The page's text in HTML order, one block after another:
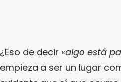
¿Eso de decir «algo está
empieza a ser un lugar